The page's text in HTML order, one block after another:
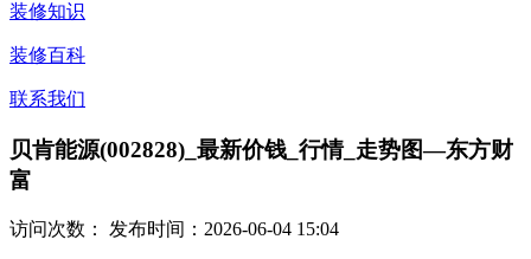
装修知识
装修百科
联系我们
贝肯能源(002828)_最新价钱_行情_走势图—东方财
富
访问次数： 发布时间：2026-06-04 15:04